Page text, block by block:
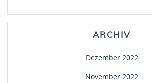
ARCHIV
Dezember 2022
November 2022